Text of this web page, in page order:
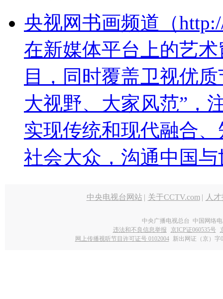
央视网书画频道（
在新媒体平台上的艺
目，同时覆盖卫视优
大视野、大家风范”，
实现传统和现代融合
社会大众，沟通中国
中央电视台网站 | 关于CCTV.com | 人
中央广播电视总台 中国网络
违法和不良信息举报
京ICP证060535号
网上传播视听节目许可证号 0102004 新出网证（京）